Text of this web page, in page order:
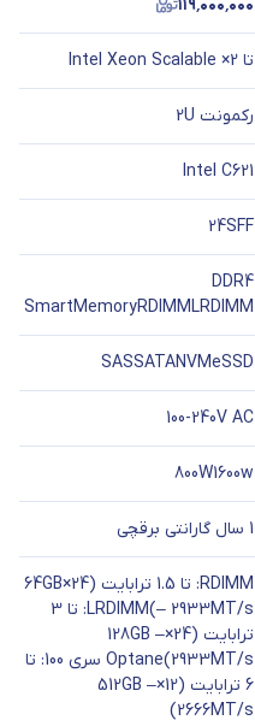
۱۱۹٬۰۰۰٬۰۰۰
تا 2× Intel Xeon Scalable
رکمونت 2U
Intel C621
24SFF
DDR4
SmartMemoryRDIMMLRDIMM
SASSATANVMeSSD
100-240V AC
800W1600w
1 سال گارانتی برقچی
RDIMM: تا 1.5 ترابایت (24×64GB
– 2933MT/s)
LRDIMM: تا 3
ترابایت (24×128GB –
2933MT/s)
Optane سری 100: تا
6 ترابایت (12×512GB –
2666MT/s)